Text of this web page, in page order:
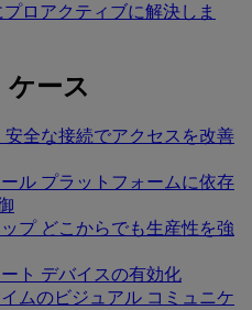
ロアクティブに解決しま
ケース
安全な接続でアクセスを改善
ル プラットフォームに依存
プ どこからでも生産性を強
ート デバイスの有効化
ムのビジュアル コミュニケ